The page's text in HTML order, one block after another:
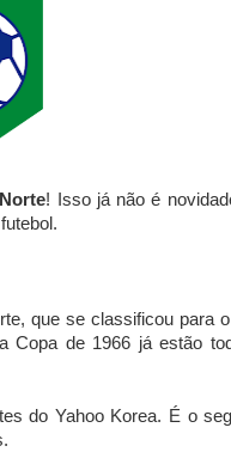
! Isso já não é
que se classificou para o
Copa de 1966 já estão
do Yahoo Korea. É o